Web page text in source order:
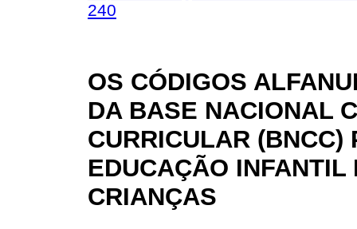
240
OS CÓDIGOS
DA BASE NACIONAL
CURRICULAR (BNCC)
EDUCAÇÃO
CRIANÇAS